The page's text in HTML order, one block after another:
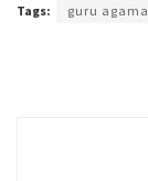
Tags: guru agama